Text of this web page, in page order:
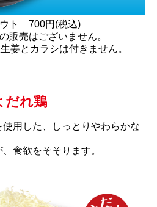
ト 700円(税込)
販売はございません。
姜とカラシは付きません。
だれ鶏
用した、しっとりやわらかな
食欲をそそります。